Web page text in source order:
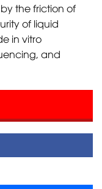
the friction of
of liquid
in vitro
and